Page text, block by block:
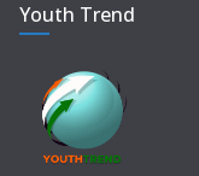
Youth Trend